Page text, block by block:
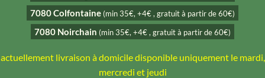
7080 Colfontaine (min 35€, +4€ , gratuit à partir de 60€)
7080 Noirchain (min 35€, +4€ , gratuit à partir de 60€)
actuellement livraison à domicile disponible uniquement le mardi,
mercredi et jeudi